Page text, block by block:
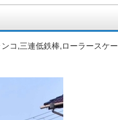
コ,三連低鉄棒,ローラースケー